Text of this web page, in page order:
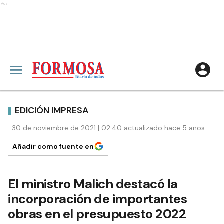
Ads
EDICIÓN IMPRESA
30 de noviembre de 2021 | 02:40 actualizado hace 5 años
Añadir como fuente en
El ministro Malich destacó la
incorporación de importantes
obras en el presupuesto 2022